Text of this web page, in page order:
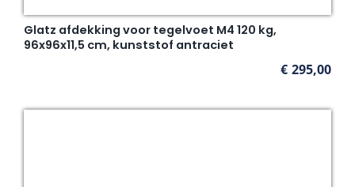
Glatz afdekking voor tegelvoet M4 120 kg,
96x96x11,5 cm, kunststof antraciet
€ 295,00